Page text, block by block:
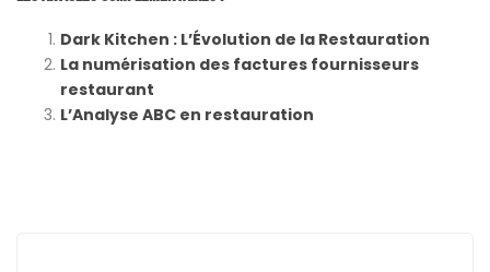
Dark Kitchen : L’Évolution de la Restauration
La numérisation des factures fournisseurs
restaurant
L’Analyse ABC en restauration